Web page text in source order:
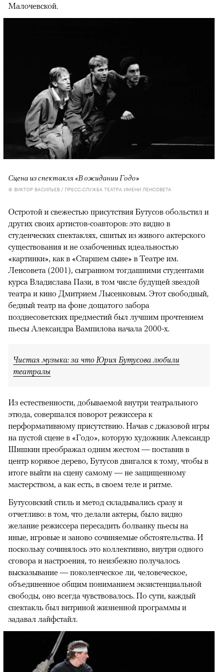
Малочевской.
Сцена из спектакля «В ожидании Годо»
© ВИКТОР ВАСИЛЬЕВ / ПРЕСС-СЛУЖБА ТЕАТРА ИМЕНИ ЛЕНСОВЕТА
Остротой и свежестью присутствия Бутусов обольстил и
других своих артистов-соавторов: это видно в
студенческих спектаклях, сшитых из живого актерского
существования и не озабоченных идеальностью
«картинки», как в «Старшем сыне» в Театре им.
Ленсовета (2001), сыгранном тогдашними студентами
курса Владислава Пази, в том числе будущей звездой
театра и кино Дмитрием Лысенковым. Этот свободный,
бедный театр на фоне дощатого забора
позднесоветских предместий был лучшим прочтением
пьесы Александра Вампилова начала 2000-х.
Чистая музыка: за что Юрия Бутусова любили
театралы
Из естественности, добываемой внутри театрального
этюда, совершался поворот режиссера к
перформативному присутствию. Начав с джазовой игры
на пустой сцене в «Годо», которую художник Александр
Шишкин преображал одним жестом — поставив в
центр корявое дерево, Бутусов двигался к тому, чтобы в
итоге выйти на сцену самому — не защищенному
мастерством, а как есть, в своем теле и ритме.
Бутусовский стиль и метод складывались сразу и
отчетливо: в том, что делали актеры, было видно
желание режиссера пересадить болванку пьесы на
иные, игровые и заново сочиняемые обстоятельства. И
поскольку сочинялось это коллективно, внутри одного
сговора и настроения, то неизбежно получалось
высказывание — поколенческое ли, человеческое,
объединенное общим пониманием экзистенциальной
свободы, оно всегда чувствовалось. По сути, каждый
спектакль был витриной жизненной программы и
задавал лайфстайл.